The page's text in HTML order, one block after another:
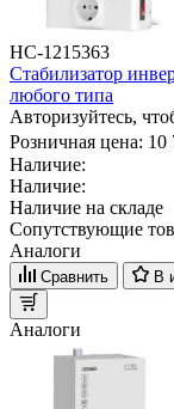
НС-1215363
Стабилизатор
любого типа
Авторизуйтесь,
Розничная цена: 10
Наличие:
Наличие:
Наличие на складе
Сопутствующие
Аналоги
Сравнить В
Аналоги